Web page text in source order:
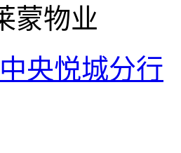
蒙物业
央悦城分行